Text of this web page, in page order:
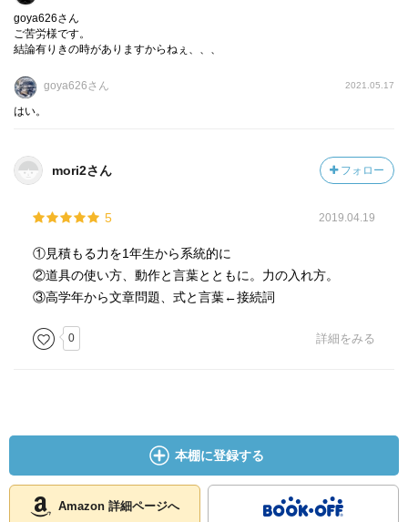
goya626さん
ご苦労様です。
結論有りきの時がありますからねぇ、、、
goya626さん 2021.05.17
はい。
mori2さん フォロー
5 2019.04.19
①見積もる力を1年生から系統的に
②道具の使い方、動作と言葉とともに。力の入れ方。
③高学年から文章問題、式と言葉←接続詞
0 詳細をみる
本棚に登録する
Amazon 詳細ページへ